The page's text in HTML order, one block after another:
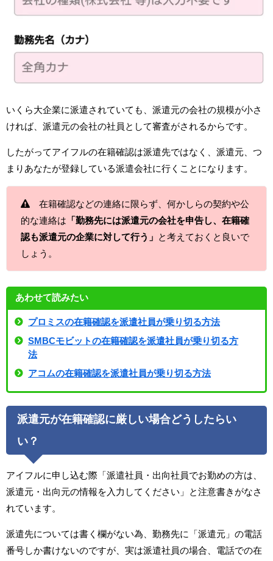
いくら大企業に派遣されていても、派遣元の会社の規模が小さ
ければ、派遣元の会社の社員として審査がされるからです。
したがってアイフルの在籍確認は派遣先ではなく、派遣元、つ
まりあなたが登録している派遣会社に行くことになります。
在籍確認などの連絡に限らず、何かしらの契約や公
的な連絡は 「勤務先には派遣元の会社を申告し、在籍確
認も派遣元の企業に対して行う」
と考えておくと良いで
しょう。
あわせて読みたい
プロミスの在籍確認を派遣社員が乗り切る方法
SMBCモビットの在籍確認を派遣社員が乗り切る方
法
アコムの在籍確認を派遣社員が乗り切る方法
派遣元が在籍確認に厳しい場合どうしたらい
い？
アイフルに申し込む際「派遣社員・出向社員でお勤めの方は、
派遣元・出向元の情報を入力してください」と注意書きがなさ
れています。
派遣先については書く欄がない為、勤務先に「派遣元」の電話
番号しか書けないのですが、実は派遣社員の場合、電話での在